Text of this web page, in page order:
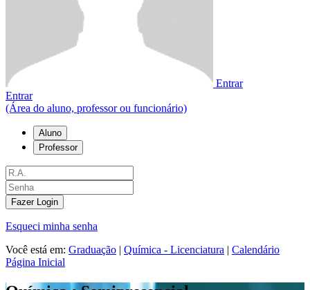
Entrar
Entrar
(Área do aluno, professor ou funcionário)
Aluno
Professor
Fazer Login
Esqueci minha senha
Você está em: Graduação | Química - Licenciatura | Calendário
Página Inicial